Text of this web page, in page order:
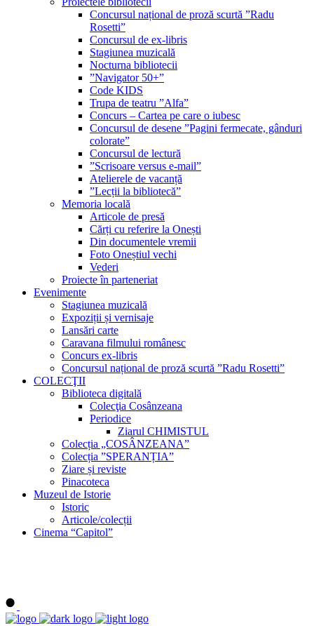
Concursul național de proză scurtă ”Radu
Rosetti”
Concursul de ex-libris
Stagiunea muzicală
Nocturna bibliotecii
”Navigator 50+”
Code KIDS
Trupa de teatru ”Alfa”
Concurs – Cartea pe care o iubesc
Concursul de desene ”Pagini fermecate, gânduri
colorate”
Concursul de lectură
”Scrisoare versus e-mail”
Atelierele de vacanță
”Lecții la bibliotecă”
Memoria locală
Articole de presă
Cărți cu referire la Onești
Din documentele vremii
Foto Oneștiul vechi
Vederi
Proiecte în parteneriat
Evenimente
Stagiunea muzicală
Expoziții și vernisaje
Lansări carte
Caravana filmului românesc
Concurs ex-libris
Concursul național de proză scurtă ”Radu Rosetti”
COLECŢII
Biblioteca digitală
Colecţia Cosânzeana
Periodice
Ziarul CHIMISTUL
Colecția „COSÂNZEANA”
Colecția ”SPERANȚIA”
Ziare și reviste
Pinacoteca
Muzeul de Istorie
Istoric
Articole/colecții
Cinema “Capitol”